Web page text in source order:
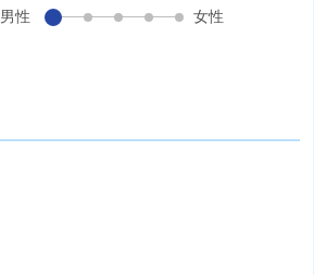
男性
女性
あるモノに魅了され続け気がつけばマニア
に！？ディープな世界にあなたもきっとハマる